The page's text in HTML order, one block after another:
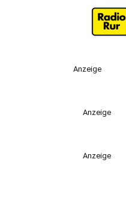
Anzeige
Anzeige
Anzeige